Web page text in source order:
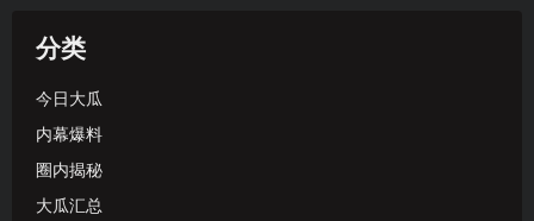
分类
今日大瓜
内幕爆料
圈内揭秘
大瓜汇总